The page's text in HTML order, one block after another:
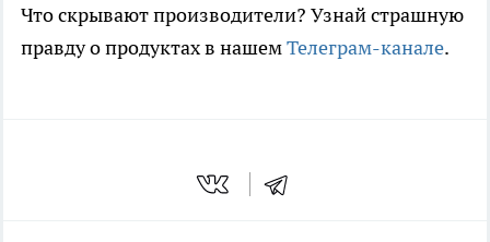
Что скрывают производители? Узнай страшную
правду о продуктах в нашемТелеграм-канале.